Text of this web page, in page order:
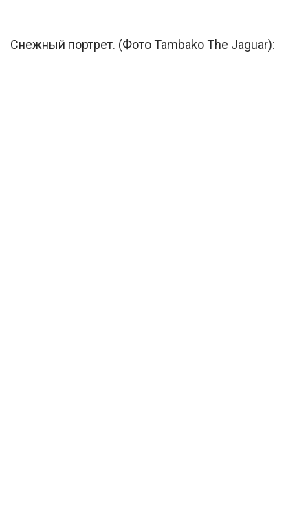
Снежный портрет. (Фото Tambako The Jaguar):